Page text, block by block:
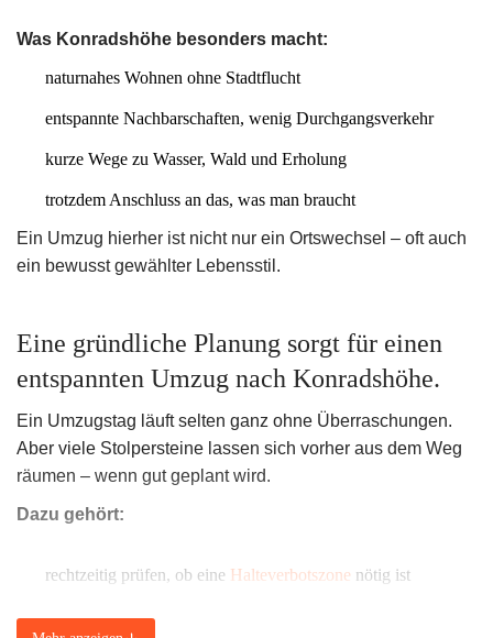
Was Konradshöhe besonders macht:
naturnahes Wohnen ohne Stadtflucht
entspannte Nachbarschaften, wenig Durchgangsverkehr
kurze Wege zu Wasser, Wald und Erholung
trotzdem Anschluss an das, was man braucht
Ein Umzug hierher ist nicht nur ein Ortswechsel – oft auch
ein bewusst gewählter Lebensstil.
Eine gründliche Planung sorgt für einen
entspannten Umzug nach Konradshöhe.
Ein Umzugstag läuft selten ganz ohne Überraschungen.
Aber viele Stolpersteine lassen sich vorher aus dem Weg
räumen – wenn gut geplant wird.
Dazu gehört:
rechtzeitig prüfen, ob eine Halteverbotszone nötig ist
Treppenhäuser und Wege vorher vermessen